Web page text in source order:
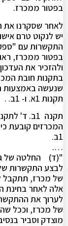
בפטור ממכרז.
לאחר שסקרנו את
יש לנקוט טרם
התקשרות עם "ספק
בפטור ממכרז,
בתקנות חובת
שנעשה באמצעות
תקנות 1א. ו- 1ב. .
תקנה 1ב. ד'
המכרזים קובעת כי :
1ב.
….
"(ד) החלטה של
לבצע התקשרות
של מכרז, תתקבל
אלה לאחר בחינת
לערוך את
של מכרז, וככל
מוצדק וסביר